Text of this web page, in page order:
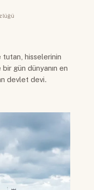
hisselerinin
gün dünyanın en
devlet devi.